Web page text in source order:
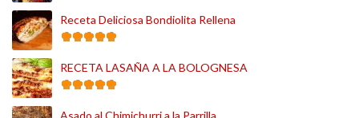
Receta Deliciosa Bondiolita Rellena
RECETA LASAÑA A LA BOLOGNESA